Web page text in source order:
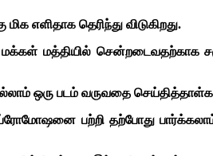
எளிதாக தெரிந்து விடுகிறது.
மக்கள் மத்தியில்
ஒரு படம் வருவதை செய்தித்தாள்கள்
பற்றி தற்போது